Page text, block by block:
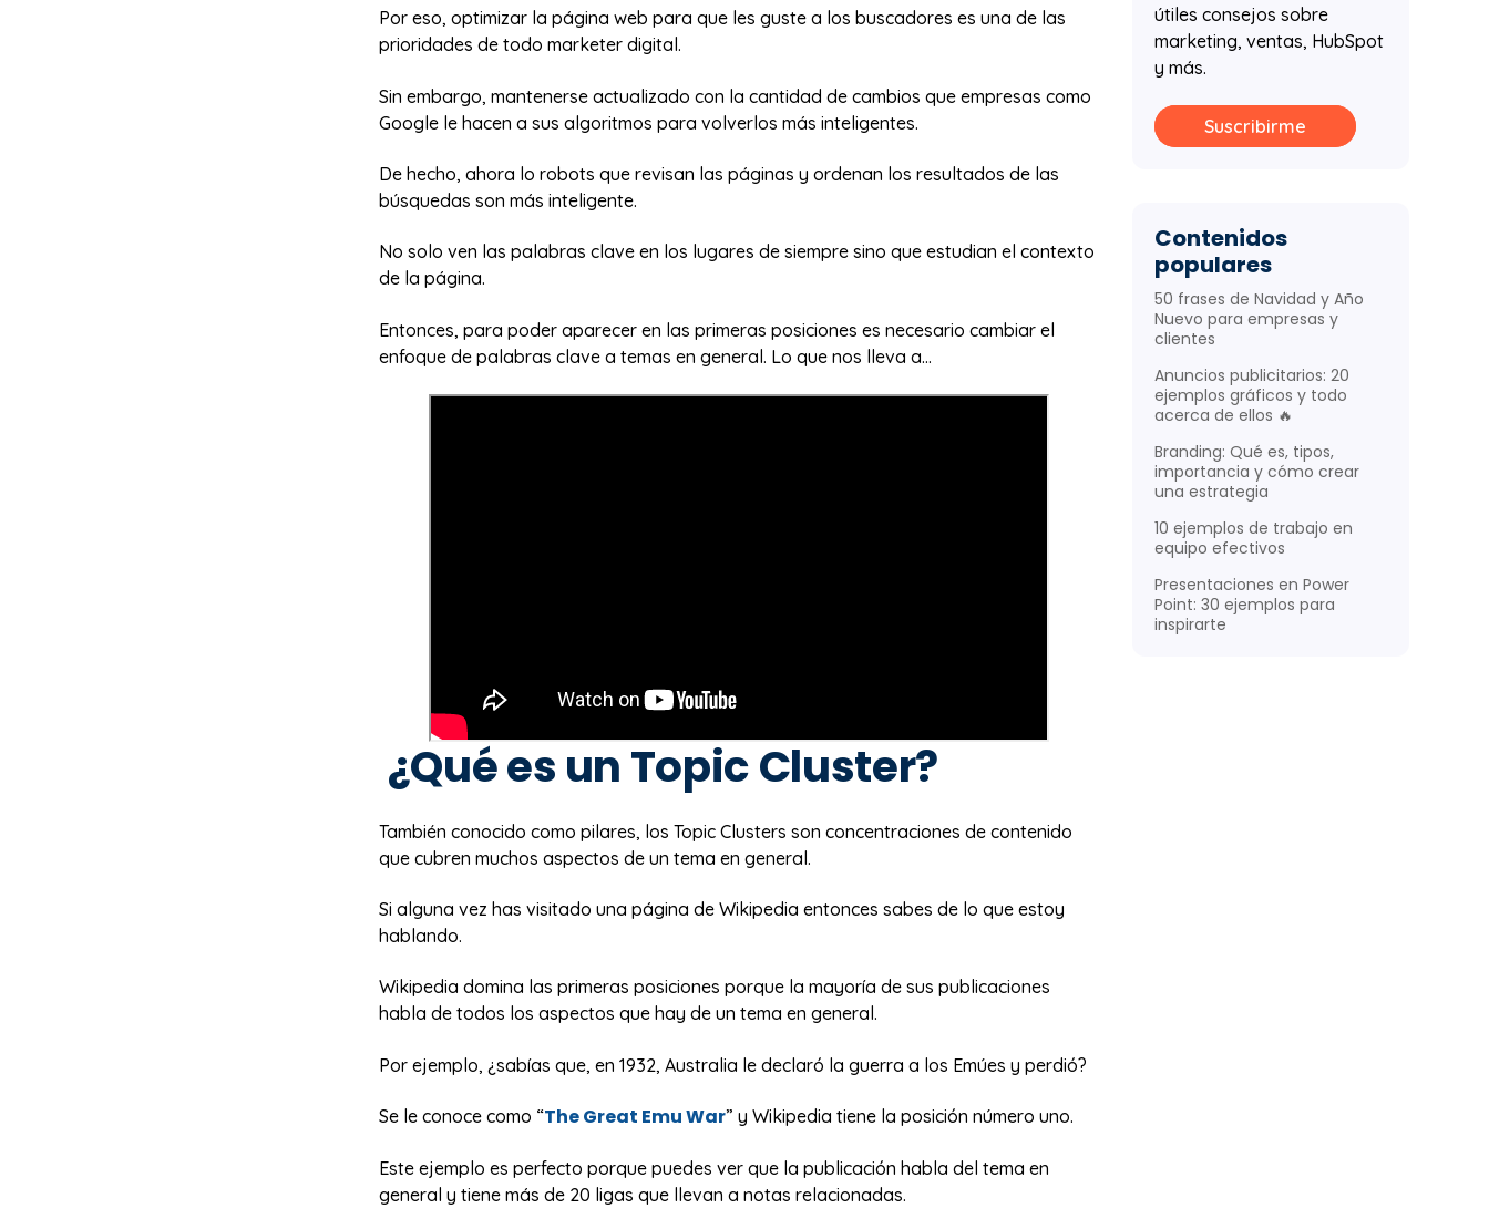
Por eso, optimizar la página web para que les guste a los buscadores es una de las
prioridades de todo marketer digital.
Sin embargo, mantenerse actualizado con la cantidad de cambios que empresas como
Google le hacen a sus algoritmos para volverlos más inteligentes.
De hecho, ahora lo robots que revisan las páginas y ordenan los resultados de las
búsquedas son más inteligente.
No solo ven las palabras clave en los lugares de siempre sino que estudian el contexto
de la página.
Entonces, para poder aparecer en las primeras posiciones es necesario cambiar el
enfoque de palabras clave a temas en general. Lo que nos lleva a…
¿Qué es un Topic Cluster?
También conocido como pilares, los Topic Clusters son concentraciones de contenido
que cubren muchos aspectos de un tema en general.
Si alguna vez has visitado una página de Wikipedia entonces sabes de lo que estoy
hablando.
Wikipedia domina las primeras posiciones porque la mayoría de sus publicaciones
habla de todos los aspectos que hay de un tema en general.
Por ejemplo, ¿sabías que, en 1932, Australia le declaró la guerra a los Emúes y perdió?
Se le conoce como “The Great Emu War” y Wikipedia tiene la posición número uno.
Este ejemplo es perfecto porque puedes ver que la publicación habla del tema en
general y tiene más de 20 ligas que llevan a notas relacionadas.
útiles consejos sobre
marketing, ventas, HubSpot
y más.
Suscribirme
Contenidos
populares
50 frases de Navidad y Año
Nuevo para empresas y
clientes
Anuncios publicitarios: 20
ejemplos gráficos y todo
acerca de ellos 🔥
Branding: Qué es, tipos,
importancia y cómo crear
una estrategia
10 ejemplos de trabajo en
equipo efectivos
Presentaciones en Power
Point: 30 ejemplos para
inspirarte